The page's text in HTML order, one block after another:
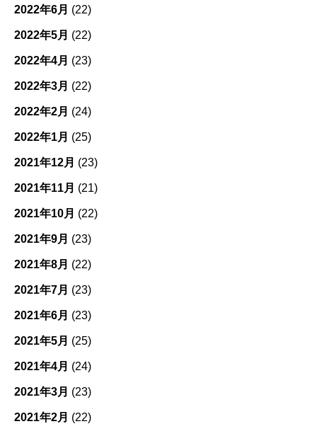
2022年6月 (22)
2022年5月 (22)
2022年4月 (23)
2022年3月 (22)
2022年2月 (24)
2022年1月 (25)
2021年12月 (23)
2021年11月 (21)
2021年10月 (22)
2021年9月 (23)
2021年8月 (22)
2021年7月 (23)
2021年6月 (23)
2021年5月 (25)
2021年4月 (24)
2021年3月 (23)
2021年2月 (22)